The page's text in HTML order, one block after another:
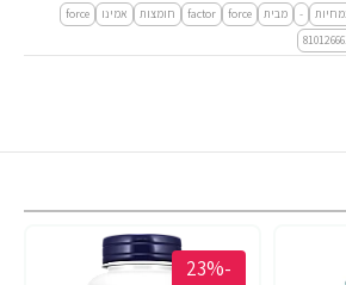
- מבית force
factor חומצות אמינו
force
-23%